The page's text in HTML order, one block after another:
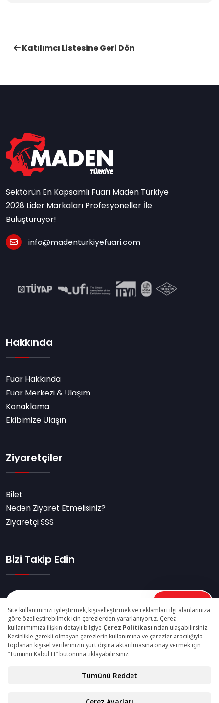
Katılımcı Listesine Geri Dön
Sektörün En Kapsamlı Fuarı Maden Türkiye
2028 Lider Markaları Profesyoneller İle
Buluşturuyor!
info@madenturkiyefuari.com
Hakkında
Fuar Hakkında
Fuar Merkezi & Ulaşım
Konaklama
Ekibimize Ulaşın
Ziyaretçiler
Bilet
Neden Ziyaret Etmelisiniz?
Ziyaretçi SSS
Bizi Takip Edin